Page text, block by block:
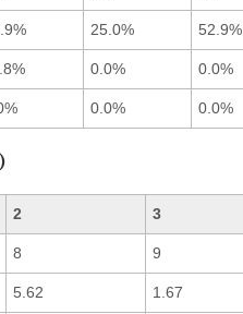
25.0% 52.9%
0.0% 0.0%
0.0% 0.0%
2 3
8 9
5.62 1.67